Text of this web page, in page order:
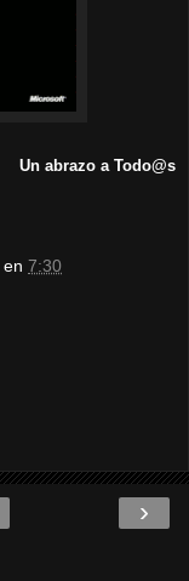
Un abrazo a Todo@s
en 7:30
›